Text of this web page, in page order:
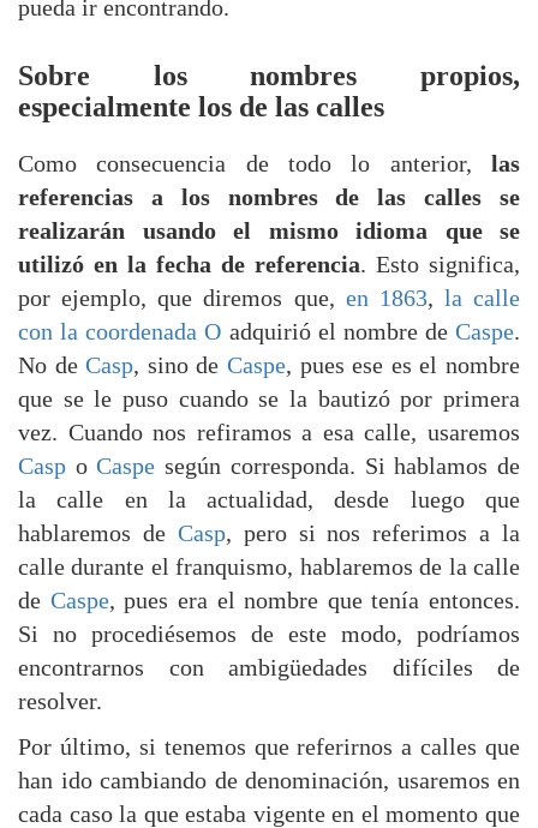
pueda ir encontrando.
Sobre los nombres propios,
especialmente los de las calles
Como consecuencia de todo lo anterior, las
referencias a los nombres de las calles se
realizarán usando el mismo idioma que se
utilizó en la fecha de referencia. Esto significa,
por ejemplo, que diremos que, en 1863, la calle
con la coordenada O adquirió el nombre de Caspe.
No deCasp, sino deCaspe, pues ese es el nombre
que se le puso cuando se la bautizó por primera
vez. Cuando nos refiramos a esa calle, usaremos
Casp oCaspe según corresponda. Si hablamos de
la calle en la actualidad, desde luego que
hablaremos de Casp, pero si nos referimos a la
calle durante el franquismo, hablaremos de la calle
de Caspe, pues era el nombre que tenía entonces.
Si no procediésemos de este modo, podríamos
encontrarnos con ambigüedades difíciles de
resolver.
Por último, si tenemos que referirnos a calles que
han ido cambiando de denominación, usaremos en
cada caso la que estaba vigente en el momento que